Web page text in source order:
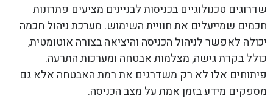
שדרוגים טכנולוגיים בכניסות לבניינים מציעים פתרונות
חכמים שמייעלים את חוויית השימוש. מערכת ניהול חכמה
יכולה לאפשר לניהול הכניסה והיציאה בצורה אוטומטית,
כולל בקרת גישה, מצלמות אבטחה ומערכות התרעה.
פיתוחים אלו לא רק משדרגים את רמת האבטחה אלא גם
מספקים מידע בזמן אמת על מצב הכניסה.